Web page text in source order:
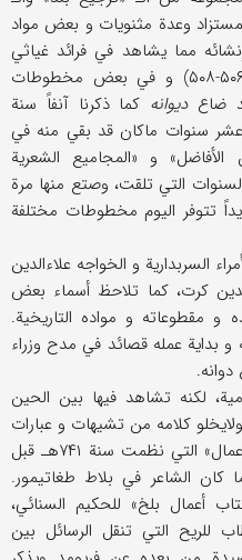
وعدة مثنویات و بعض مواد
مما یشاهد في فرائد غیاثي
دیوانه کما ذکرنا آنفاً سنة
عشر سنوات ماکان قد بقي منه في
و «المجامیع الشعریة
التي تلقت، وصتع منها مرة
(ظ: ابن یمین، ۳-۵) جدیداً تتوفر الیوم مخطوطات مختلفة
السربداریة و الخواجه علاءالدین
کرت، کما تلاحظ أسماء بعض
مقطوعاته و مواده التاریخیة.
بدایة عمله قصائد في مدح وزراء
لکنه تشاهد فیها بین الحین
ولایخلو کلامه من تشیهات و عبارات
البدیع. و من بین مثنویاته «کتاب الأعمال» التي نظمت سنة ۷۴۱هـ قبل
کان الشاعر في بلاط طغاتیمور.
أعمال بلخ» للحکیم السنائي،
التي تنقل الرسائل بین